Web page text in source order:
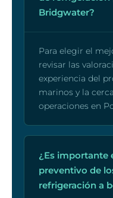
Bridgwater?
Para elegir el
revisar las
experiencia del
marinos y la
operaciones en
¿Es importante
preventivo de
refrigeración a